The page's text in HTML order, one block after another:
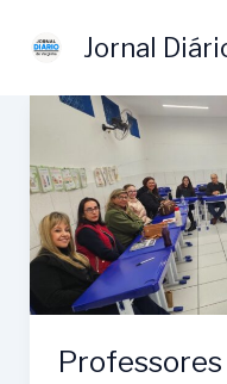
para
conteúdo
Jornal